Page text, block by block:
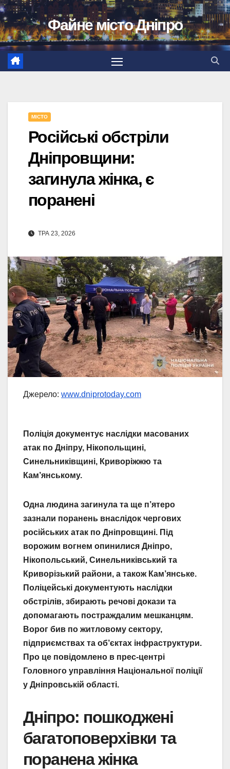
Перейти
до
вмісту
Файне місто Дніпро
МІСТО
Російські обстріли
Дніпровщини:
загинула жінка, є
поранені
ТРА 23, 2026
Джерело: www.dniprotoday.com
Поліція документує наслідки масованих
атак по Дніпру, Нікопольщині,
Синельниківщині, Криворіжжю та
Кам’янському.
Одна людина загинула та ще п’ятеро
зазнали поранень внаслідок чергових
російських атак по Дніпровщині. Під
ворожим вогнем опинилися Дніпро,
Нікопольський, Синельниківський та
Криворізький райони, а також Кам’янське.
Поліцейські документують наслідки
обстрілів, збирають речові докази та
допомагають постраждалим мешканцям.
Ворог бив по житловому сектору,
підприємствах та об’єктах інфраструктури.
Про це повідомлено в прес-центрі
Головного управління Національної поліції
у Дніпровській області.
Дніпро: пошкоджені
багатоповерхівки та
поранена жінка